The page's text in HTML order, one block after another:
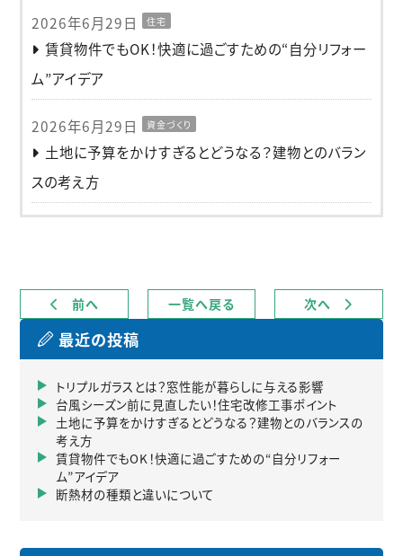
2026年6月29日 住宅
賃貸物件でもOK！快適に過ごすための“自分リフォー
ム”アイデア
2026年6月29日 資金づくり
土地に予算をかけすぎるとどうなる？建物とのバラン
スの考え方
前へ 一覧へ戻る 次へ
最近の投稿
トリプルガラスとは？窓性能が暮らしに与える影響
台風シーズン前に見直したい！住宅改修工事ポイント
土地に予算をかけすぎるとどうなる？建物とのバランスの
考え方
賃貸物件でもOK！快適に過ごすための“自分リフォー
ム”アイデア
断熱材の種類と違いについて